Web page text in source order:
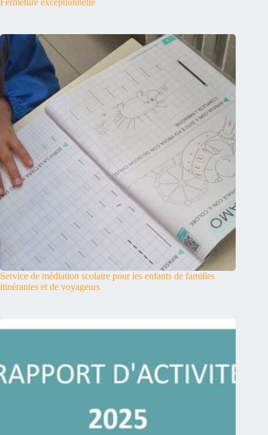
Service de médiation scolaire pour les enfants de familles
itinérantes et de voyageurs